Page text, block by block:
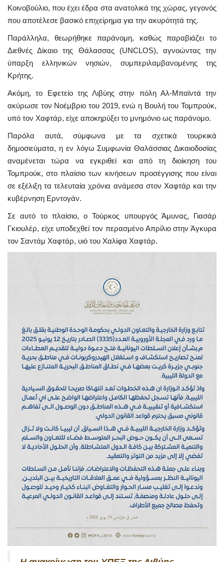
Κοινοβούλιο, που έχει έδρα στα ανατολικά της χώρας, γεγονός
που αποτέλεσε βασικό επιχείρημα για την ακυρότητά της.
Παράλληλα, θεωρήθηκε παράνομη, καθώς παραβιάζει το
Διεθνές Δίκαιο της Θάλασσας (UNCLOS), αγνοώντας την
ύπαρξη ελληνικών νησιών, συμπεριλαμβανομένης της
Κρήτης.
Ακόμη, το Εφετείο της Λιβύης στην πόλη Αλ-Μπαϊντά την
ακύρωσε τον Νοέμβριο του 2019, ενώ η Βουλή του Τομπρούκ,
υπό τον Χαφτάρ, είχε αποκηρύξει το μνημόνιο ως παράνομο.
Παρόλα αυτά, σύμφωνα με τα σχετικά τουρκικά
δημοσιεύματα, η εν λόγω Συμφωνία Θαλάσσιας Δικαιοδοσίας
αναμένεται τώρα να εγκριθεί και από τη διοίκηση του
Τομπρούκ, στο πλαίσιο των κινήσεων προσέγγισης που είναι
σε εξέλιξη τα τελευταία χρόνια ανάμεσα στον Χαφτάρ και την
κυβέρνηση Ερντογάν.
Σε αυτό το πλαίσιο, ο Τούρκος υπουργός Άμυνας, Γιασάρ
Γκιουλέρ, είχε υποδεχθεί τον περασμένο Απρίλιο στην Άγκυρα
τον Σαντάμ Χαφτάρ, υιό του Χαλίφα Χαφτάρ.